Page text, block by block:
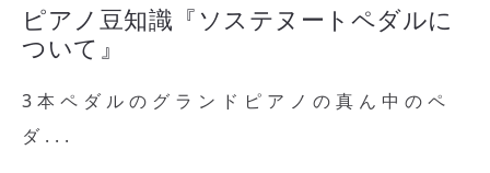
ピアノ豆知識『ソステヌートペダルに
ついて』
3本ペダルのグランドピアノの真ん中のペ
ダ...